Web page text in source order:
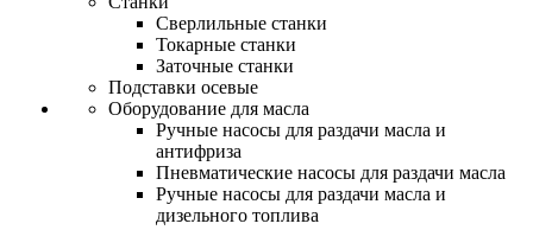
Сверлильные станки
Токарные станки
Заточные станки
Подставки осевые
Оборудование для масла
Ручные насосы для раздачи масла и
антифриза
Пневматические насосы для раздачи масла
Ручные насосы для раздачи масла и
дизельного топлива